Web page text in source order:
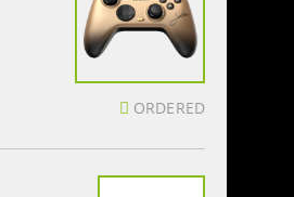
ORDERED